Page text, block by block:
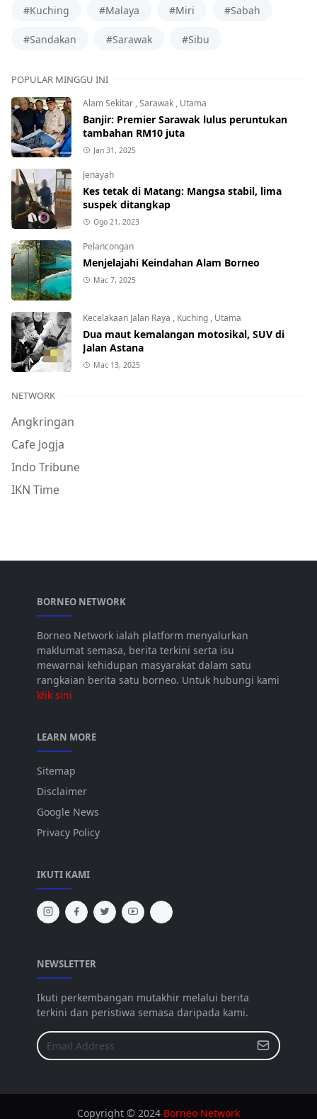
#Kuching #Malaya #Miri #Sabah
#Sandakan #Sarawak #Sibu
POPULAR MINGGU INI
Alam Sekitar ,Sarawak , Utama
Banjir: Premier Sarawak lulus peruntukan
tambahan RM10 juta
Jan 31, 2025
Jenayah
Kes tetak di Matang: Mangsa stabil, lima
suspek ditangkap
Ogo 21, 2023
Pelancongan
Menjelajahi Keindahan Alam Borneo
Mac 7, 2025
Kecelakaan Jalan Raya , Kuching , Utama
Dua maut kemalangan motosikal, SUV di
Jalan Astana
Mac 13, 2025
NETWORK
Angkringan
Cafe Jogja
Indo Tribune
IKN Time
BORNEO NETWORK
Borneo Network ialah platform menyalurkan
maklumat semasa, berita terkini serta isu
mewarnai kehidupan masyarakat dalam satu
rangkaian berita satu borneo. Untuk hubungi kami
klik sini
LEARN MORE
Sitemap
Disclaimer
Google News
Privacy Policy
IKUTI KAMI
NEWSLETTER
Ikuti perkembangan mutakhir melalui berita
terkini dan peristiwa semasa daripada kami.
Copyright © 2024 Borneo Network